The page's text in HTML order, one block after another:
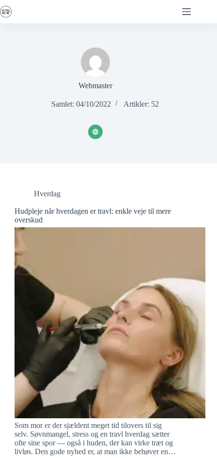
til
Webmaster
Samlet: 04/10/2022 Artikler: 52
Hverdag
Hudpleje når hverdagen er travl: enkle veje til mere
overskud
Som mor er der sjældent meget tid tilovers til sig
selv. Søvnmangel, stress og en travl hverdag sætter
ofte sine spor — også i huden, der kan virke træt og
livløs. Den gode nyhed er, at man ikke behøver en…